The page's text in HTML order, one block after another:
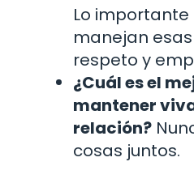
Lo importante
manejan
respeto y
¿Cuál es el
mantener
relación?
cosas juntos.